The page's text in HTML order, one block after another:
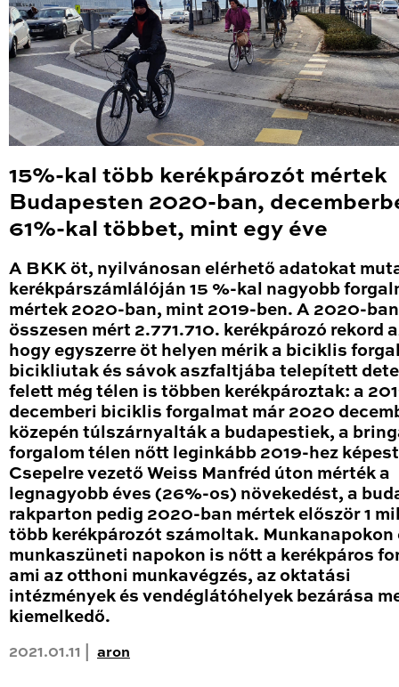
15%-kal több kerékpározót mértek
Budapesten 2020-ban,
61%-kal többet, mint egy éve
A BKK öt, nyilvánosan elérhető adatokat
kerékpárszámlálóján 15 %-kal nagyobb
mértek 2020-ban, mint 2019-ben. A 2020-ban
összesen mért 2.771.710. kerékpározó rekord
hogy egyszerre öt helyen mérik a biciklis
bicikliutak és sávok aszfaltjába telepített
felett még télen is többen kerékpároztak: a
decemberi biciklis forgalmat már 2020
közepén túlszárnyalták a budapestiek, a
forgalom télen nőtt leginkább 2019-hez
Csepelre vezető Weiss Manfréd úton mérték a
legnagyobb éves (26%-os) növekedést, a
rakparton pedig 2020-ban mértek először 1
több kerékpározót számoltak. Munkanapokon
munkaszüneti napokon is nőtt a kerékpáros
ami az otthoni munkavégzés, az oktatási
intézmények és vendéglátóhelyek bezárása
kiemelkedő.
2021.01.11 | aron